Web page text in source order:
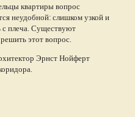
квартиры вопрос
неудобной: слишком узкой и
с плеча. Существуют
этот вопрос.
Эрнст Нойферт